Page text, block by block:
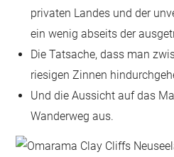
privaten Landes und der
ein wenig abseits der
Die Tatsache, dass man
riesigen Zinnen
Und die Aussicht auf das
Wanderweg aus.